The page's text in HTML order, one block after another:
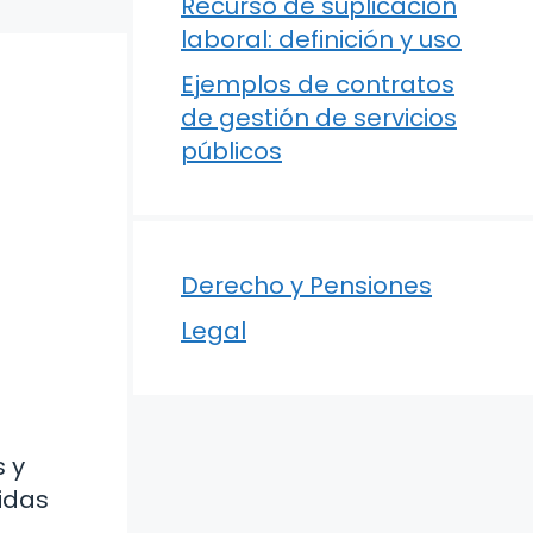
y
laboral: definición y uso
Ejemplos de contratos
de gestión de servicios
públicos
Derecho y Pensiones
Legal